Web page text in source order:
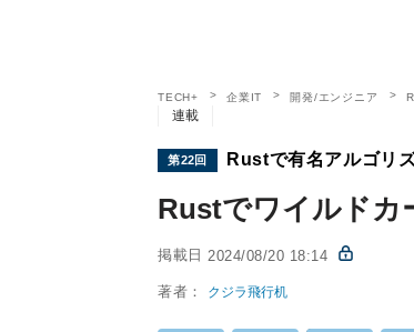
TECH+ 企業IT 開発/エンジニア
連載
第22回 Rustで有名アルゴリ
Rustでワイルドカ
掲載日 2024/08/20 18:14
著者： クジラ飛行机